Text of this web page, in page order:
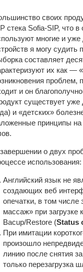
своих
стека Sofia-SIP, что
многие и
я могу судить
составляет
их как —
проблем,
и он
существует уже
и «детских»
принципы
о двух
использования:
Английский язык не
создающих веб
опечатки, в том
массаж» при загрузке
Bacup/Restore (Status
При имитации
произошло
линию после снятия
только перезагрузка